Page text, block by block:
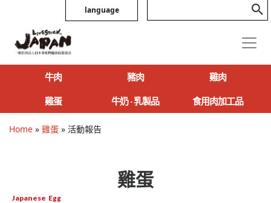
language
牛肉 豬肉
雞肉
雞蛋
牛奶 ‧ 乳製品 食用肉加工品
Home » 雞蛋 » 活動報告
雞蛋
Japanese Egg